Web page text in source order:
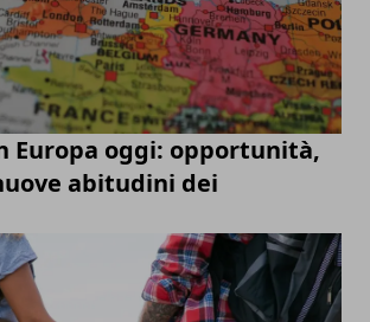
Europa oggi: opportunità,
abitudini dei